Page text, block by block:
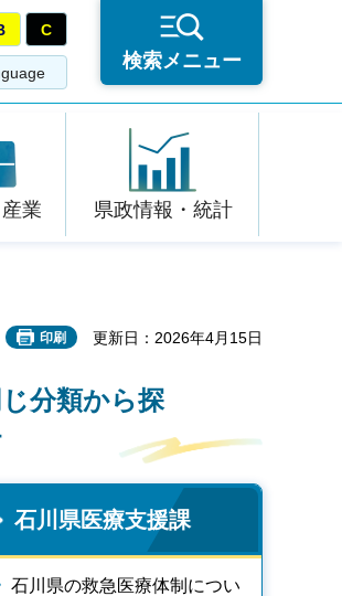
C
検索メニュー
業 県政情報・統計
印刷 更新日：2026年4月15日
じ分類から探
石川県医療支援課
石川県の救急医療体制につい